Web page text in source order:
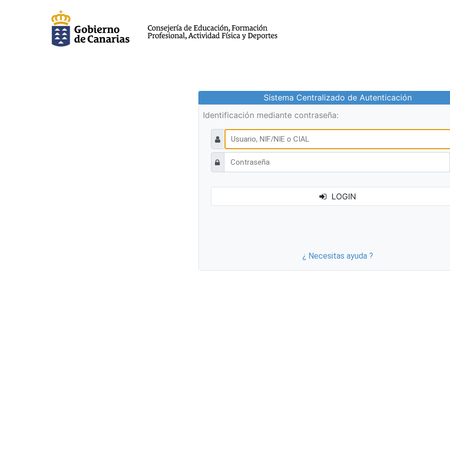
Sistema Centralizado de Autenticación
Identificación mediante contraseña:
LOGIN
¿ Necesitas ayuda ?